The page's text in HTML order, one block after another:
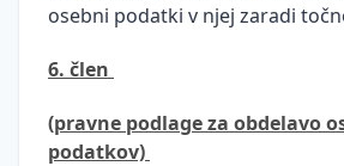
osebni podatki v njej zaradi
6. člen
(pravne podlage za obdelavo
podatkov)